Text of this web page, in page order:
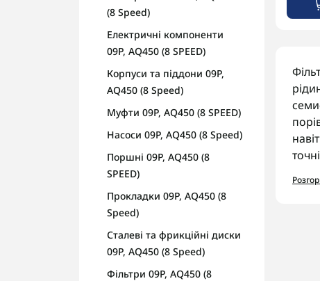
(8 Speed)
Електричні компоненти
09P, AQ450 (8 SPEED)
Корпуси та піддони 09P,
AQ450 (8 Speed)
Муфти 09P, AQ450 (8 SPEED)
Насоси 09P, AQ450 (8 Speed)
Поршні 09P, AQ450 (8
SPEED)
Прокладки 09P, AQ450 (8
Speed)
Сталеві та фрикційні диски
09P, AQ450 (8 Speed)
Фільтри 09P, AQ450 (8